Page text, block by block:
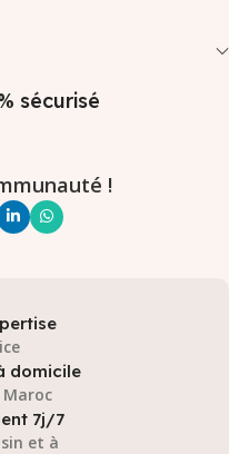
sécurisé
!
domicile
7j/7
et à